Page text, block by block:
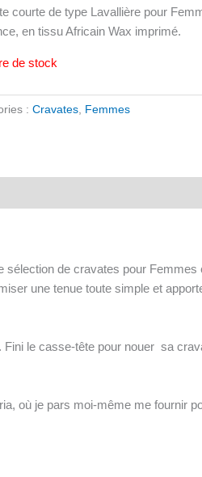
courte de type Lavallière pour
en tissu Africain Wax imprimé.
de stock
: Cravates, Femmes
de cravates pour Femmes
une tenue toute simple et
le casse-tête pour nouer sa
où je pars moi-même me fournir